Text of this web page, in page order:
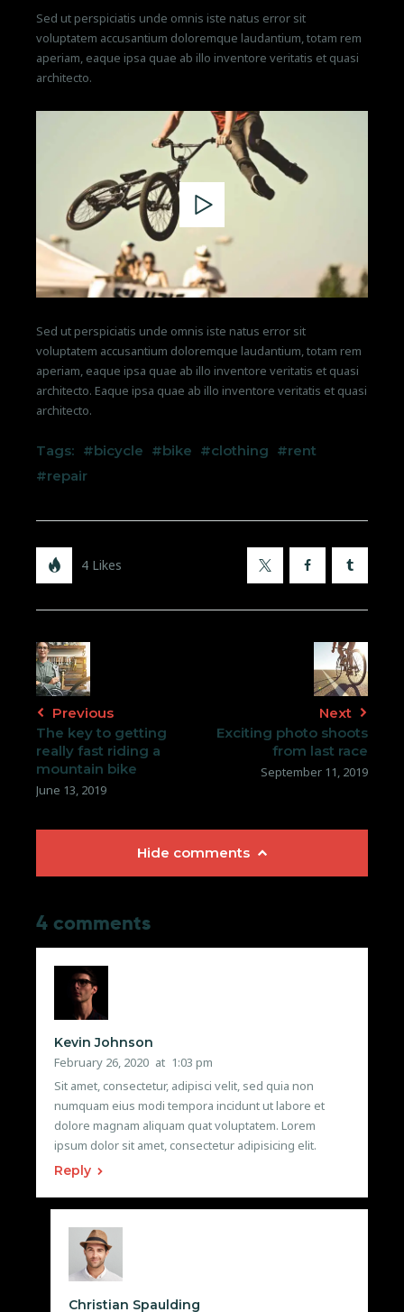
Sed ut perspiciatis unde omnis iste natus error sit
voluptatem accusantium doloremque laudantium, totam rem
aperiam, eaque ipsa quae ab illo inventore veritatis et quasi
architecto.
Sed ut perspiciatis unde omnis iste natus error sit
voluptatem accusantium doloremque laudantium, totam rem
aperiam, eaque ipsa quae ab illo inventore veritatis et quasi
architecto. Eaque ipsa quae ab illo inventore veritatis et quasi
architecto.
Tags: bicycle bike clothing
rent
repair
4 Likes X FacebookTumblr
Post
navigation
Previous
The key to getting
really fast riding a
mountain bike
June 13, 2019
Next
Exciting photo shoots
from last race
September 11, 2019
Hide comments
4 comments
Kevin Johnson
February 26, 2020 at 1:03 pm
Sit amet, consectetur, adipisci velit, sed quia non
numquam eius modi tempora incidunt ut labore et
dolore magnam aliquam quat voluptatem. Lorem
ipsum dolor sit amet, consectetur adipisicing elit.
Reply
Christian Spaulding